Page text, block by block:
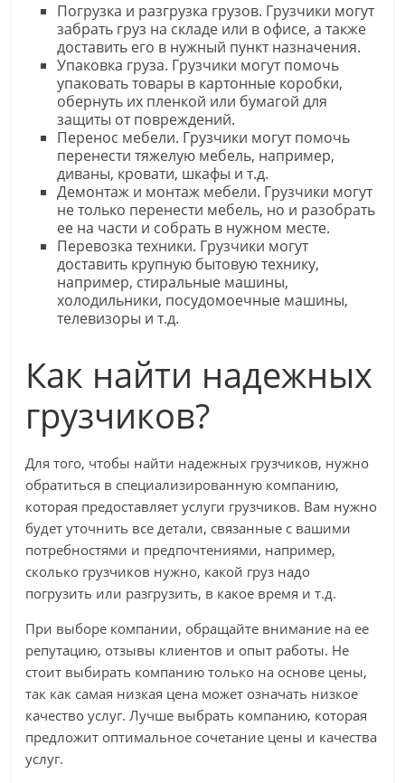
Погрузка и разгрузка грузов. Грузчики могут
забрать груз на складе или в офисе, а также
доставить его в нужный пункт назначения.
Упаковка груза. Грузчики могут помочь
упаковать товары в картонные коробки,
обернуть их пленкой или бумагой для
защиты от повреждений.
Перенос мебели. Грузчики могут помочь
перенести тяжелую мебель, например,
диваны, кровати, шкафы и т.д.
Демонтаж и монтаж мебели. Грузчики могут
не только перенести мебель, но и разобрать
ее на части и собрать в нужном месте.
Перевозка техники. Грузчики могут
доставить крупную бытовую технику,
например, стиральные машины,
холодильники, посудомоечные машины,
телевизоры и т.д.
Как найти надежных
грузчиков?
Для того, чтобы найти надежных грузчиков, нужно
обратиться в специализированную компанию,
которая предоставляет услуги грузчиков. Вам нужно
будет уточнить все детали, связанные с вашими
потребностями и предпочтениями, например,
сколько грузчиков нужно, какой груз надо
погрузить или разгрузить, в какое время и т.д.
При выборе компании, обращайте внимание на ее
репутацию, отзывы клиентов и опыт работы. Не
стоит выбирать компанию только на основе цены,
так как самая низкая цена может означать низкое
качество услуг. Лучше выбрать компанию, которая
предложит оптимальное сочетание цены и качества
услуг.